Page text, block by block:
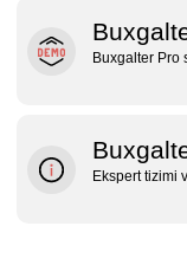
Buxgalter Pro
Ekspert tizimi